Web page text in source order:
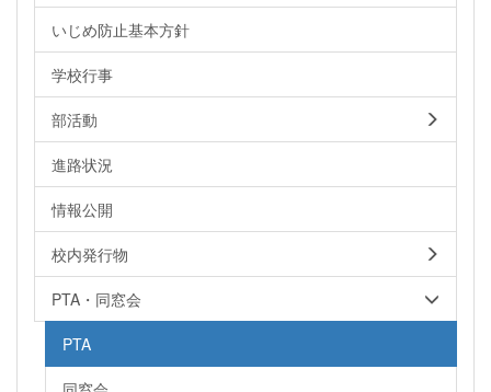
いじめ防止基本方針
学校行事
部活動
進路状況
情報公開
校内発行物
PTA・同窓会
PTA